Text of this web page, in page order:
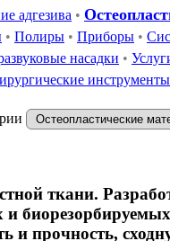
адгезива •
• Полиры • Приборы •
насадки •
инструменты
ткани.
и
и прочность,